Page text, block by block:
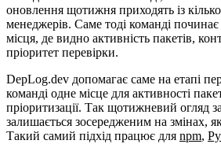
оновлення щотижня приходять із
менеджерів. Саме тоді команді
місця, де видно активність пакетів,
пріоритет перевірки.
DepLog.dev допомагає саме на етапі
команді одне місце для активності
пріоритизації. Так щотижневий огляд
залишається зосередженим на змінах,
Такий самий підхід працює для npm,